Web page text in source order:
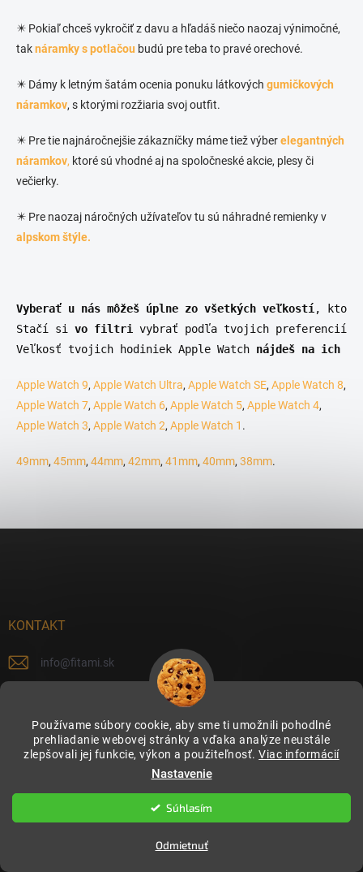
Používame súbory cookie, aby sme ti umožnili pohodlné
prehliadanie webovej stránky a vďaka analýze neustále
zlepšovali jej funkcie, výkon a použiteľnosť.Viac informácií
Nastavenie
Odmietnuť
Súhlasím
✴️ Pokiaľ chceš vykročiť z davu a hľadáš niečo naozaj výnimočné,
taknáramky s potlačou budú pre teba to pravé orechové.
✴️ Dámy k letným šatám ocenia ponuku látkových gumičkových
náramkov, s ktorými rozžiaria svoj outfit.
✴️ Pre tie najnáročnejšie zákazníčky máme tiež výberelegantných
náramkov, ktoré sú vhodné aj na spoločneské akcie, plesy či
večierky.
✴️ Pre naozaj náročných užívateľov tu sú náhradné remienky v
alpskom štýle.
Vyberať u nás môžeš úplne zo všetkých veľkostí , ktoré
Stačí si
vo filtri
vybrať podľa tvojich preferencií a
Veľkosť tvojich hodiniek Apple Watch nájdeš na ich
Apple Watch 9, Apple Watch Ultra, Apple Watch SE, Apple Watch 8,
Apple Watch 7, Apple Watch 6, Apple Watch 5, Apple Watch 4,
Apple Watch 3, Apple Watch 2, Apple Watch 1 .
49mm, 45mm, 44mm, 42mm, 41mm, 40mm, 38mm.
KONTAKT
info@fitami.sk
https://www.facebook.com/fitami.sk
fitami.sk